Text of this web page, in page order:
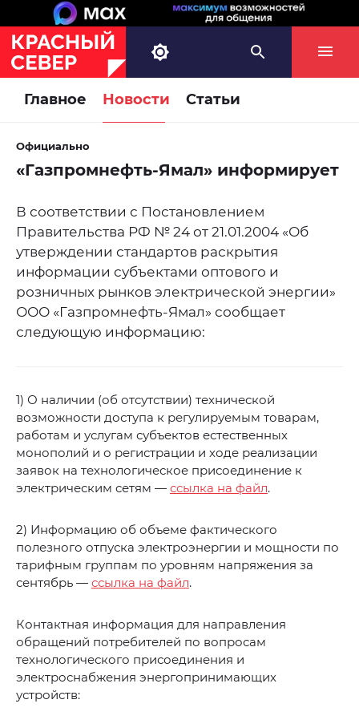
Главное Новости Статьи
Официально
«Газпромнефть-Ямал» информирует
В соответствии с Постановлением
Правительства РФ № 24 от 21.01.2004 «Об
утверждении стандартов раскрытия
информации субъектами оптового и
розничных рынков электрической энергии»
ООО «Газпромнефть-Ямал» сообщает
следующую информацию:
1) О наличии (об отсутствии) технической
возможности доступа к регулируемым товарам,
работам и услугам субъектов естественных
монополий и о регистрации и ходе реализации
заявок на технологическое присоединение к
электрическим сетям — ссылка на файл.
2) Информацию об объеме фактического
полезного отпуска электроэнергии и мощности по
тарифным группам по уровням напряжения за
сентябрь — ссылка на файл.
Контактная информация для направления
обращений потребителей по вопросам
технологического присоединения и
электроснабжения энергопринимающих
устройств: